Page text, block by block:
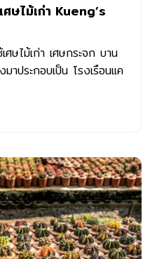
ง 80-90 เปอร์เซนต์ ราก
นอากาศได้ง่าย เปลี่ยนใบ
งอาทิตย์และลดการคายน้ำ
ทรายในทวีปอเมริกาใต้ มี
ษไม้เก่า Kueng’s
ศษไม้เก่า เศษกระจก บาน
าประกอบเป็น โรงเรือนแค